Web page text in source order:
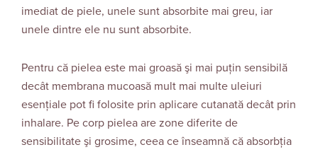
imediat de piele, unele sunt absorbite mai greu, iar
unele dintre ele nu sunt absorbite.
Pentru că pielea este mai groasă şi mai puţin sensibilă
decât membrana mucoasă mult mai multe uleiuri
esenţiale pot fi folosite prin aplicare cutanată decât prin
inhalare. Pe corp pielea are zone diferite de
sensibilitate şi grosime, ceea ce înseamnă că absorbţia